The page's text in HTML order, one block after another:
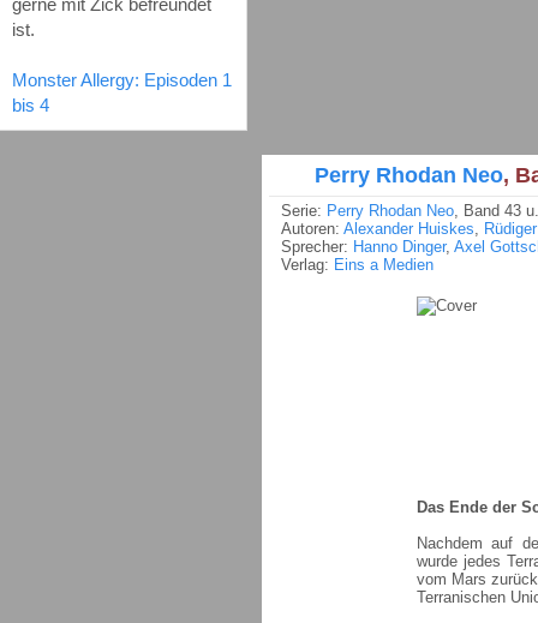
gerne mit Zick befreundet
ist.
Monster Allergy: Episoden 1
bis 4
Perry Rhodan Neo,
Serie: Perry Rhodan Neo, Band 43
Autoren: Alexander Huiskes,
Sprecher: Hanno Dinger, Axel
Verlag: Eins a Medien
Das Ende der
Nachdem auf
wurde jedes
vom Mars
Terranischen